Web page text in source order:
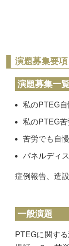
演題募集要項
演題募集一
私のPTEG
私のPTEG
苦労でも自
パネルディ
症例報告、造
一般演題
PTEGに関す